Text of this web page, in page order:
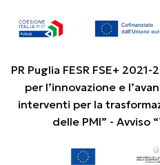
PR Puglia FESR FSE+
per l’innovazione e
interventi per la
delle PMI” - Avviso